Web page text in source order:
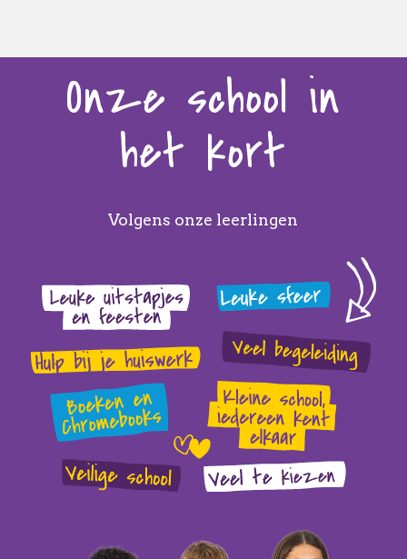
Onze school in
het kort
Volgens onze leerlingen